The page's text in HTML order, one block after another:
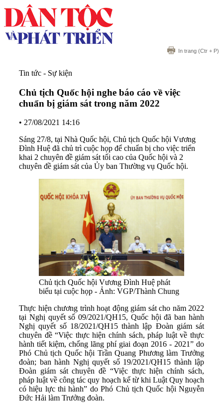
In trang (Ctr + P)
Tin tức - Sự kiện
Chủ tịch Quốc hội nghe báo cáo về việc
chuẩn bị giám sát trong năm 2022
• 27/08/2021 14:16
Sáng 27/8, tại Nhà Quốc hội, Chủ tịch Quốc hội Vương
Đình Huệ đã chủ trì cuộc họp để chuẩn bị cho việc triển
khai 2 chuyên đề giám sát tối cao của Quốc hội và 2
chuyên đề giám sát của Ủy ban Thường vụ Quốc hội.
Chủ tịch Quốc hội Vương Đình Huệ phát
biểu tại cuộc họp - Ảnh: VGP/Thành Chung
Thực hiện chương trình hoạt động giám sát cho năm 2022
tại Nghị quyết số 09/2021/QH15, Quốc hội đã ban hành
Nghị quyết số 18/2021/QH15 thành lập Đoàn giám sát
chuyên đề “Việc thực hiện chính sách, pháp luật về thực
hành tiết kiệm, chống lãng phí giai đoạn 2016 - 2021” do
Phó Chủ tịch Quốc hội Trần Quang Phương làm Trưởng
đoàn; ban hành Nghị quyết số 19/2021/QH15 thành lập
Đoàn giám sát chuyên đề “Việc thực hiện chính sách,
pháp luật về công tác quy hoạch kể từ khi Luật Quy hoạch
có hiệu lực thi hành” do Phó Chủ tịch Quốc hội Nguyễn
Đức Hải làm Trưởng đoàn.